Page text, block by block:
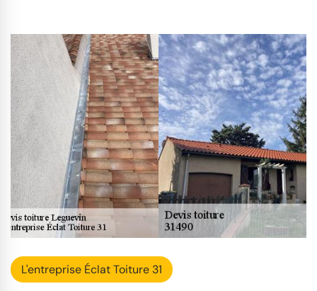
L'entreprise Éclat Toiture 31